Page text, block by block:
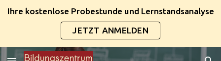
Skip to navigation
Ihre kostenlose Probestunde und Lernstandsanalyse
JETZT ANMELDEN